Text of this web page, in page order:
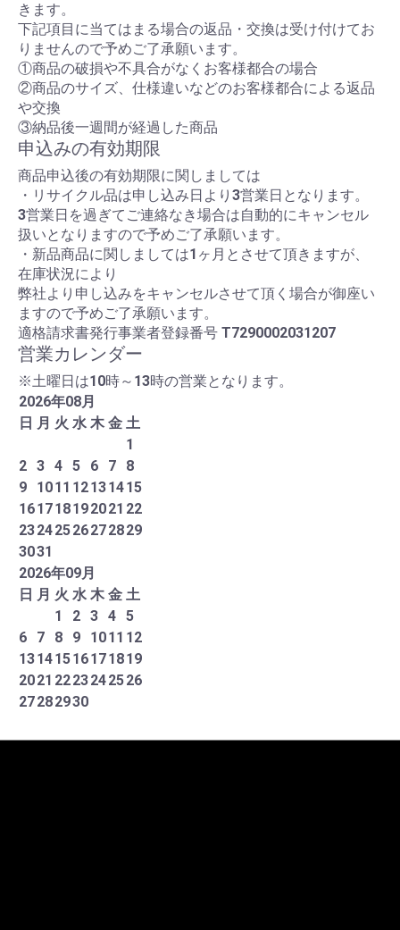
きます。
下記項目に当てはまる場合の返品・交換は受け付けてお
りませんので予めご了承願います。
①商品の破損や不具合がなくお客様都合の場合
②商品のサイズ、仕様違いなどのお客様都合による返品
や交換
③納品後一週間が経過した商品
申込みの有効期限
商品申込後の有効期限に関しましては
・リサイクル品は申し込み日より3営業日となります。
3営業日を過ぎてご連絡なき場合は自動的にキャンセル
扱いとなりますので予めご了承願います。
・新品商品に関しましては1ヶ月とさせて頂きますが、
在庫状況により
弊社より申し込みをキャンセルさせて頂く場合が御座い
ますので予めご了承願います。
適格請求書発行事業者登録番号 T7290002031207
営業カレンダー
※土曜日は10時～13時の営業となります。
2026年08月
日 月 火 水 木 金 土
1
2 3 4 5 6 7
8
9
1011 12131415
161718192021 22
23242526272829
3031
2026年09月
日 月 火 水 木 金 土
1
2 3 4 5
6
7 8 9 1011 12
13141516171819
2021 2223242526
27282930